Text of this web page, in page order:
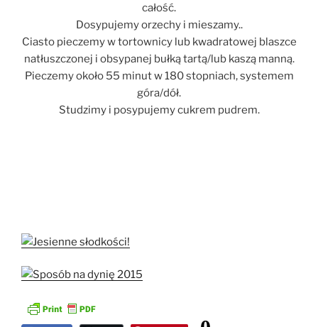
całość.
Dosypujemy orzechy i mieszamy..
Ciasto pieczemy w tortownicy lub kwadratowej blaszce
natłuszczonej i obsypanej bułką tartą/lub kaszą manną.
Pieczemy około 55 minut w 180 stopniach, systemem
góra/dół.
Studzimy i posypujemy cukrem pudrem.